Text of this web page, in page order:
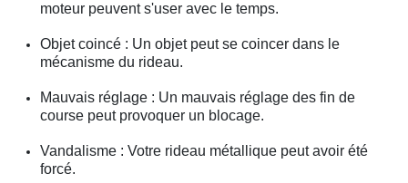
moteur peuvent s'user avec le temps.
Objet coincé : Un objet peut se coincer dans le
mécanisme du rideau.
Mauvais réglage : Un mauvais réglage des fin de
course peut provoquer un blocage.
Vandalisme : Votre rideau métallique peut avoir été
forcé.